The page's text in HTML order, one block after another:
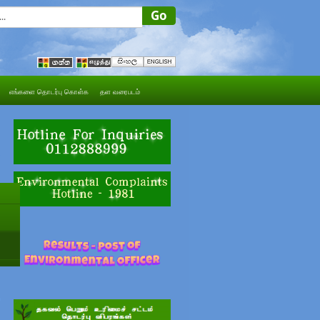
எங்களை தொடர்பு கொள்க தள வரைபடம்